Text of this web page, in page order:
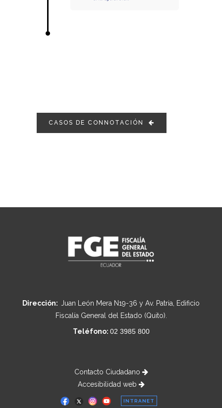
CASOS DE CONNOTACIÓN
Dirección: Juan León Mera N19-36 y Av. Patria, Edificio
Fiscalía General del Estado (Quito).
Teléfono: 02 3985 800
Contacto Ciudadano
Accesibilidad web
INTRANET